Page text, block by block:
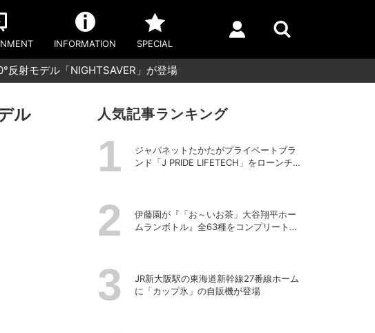
INFORMATION SPECIAL
反射モデル「NIGHTSAVER」が登場
ル
人気記事ランキング
ジャパネットたかたがプライベートブラ
ンド「J PRIDE LIFETECH」をローンチ、
伊藤園が『「お～いお茶」大谷翔平ホー
ムランボトル』全63種をコンプリートし
JR新大阪駅の東海道新幹線27番線ホーム
に「カップ氷」の自販機が登場